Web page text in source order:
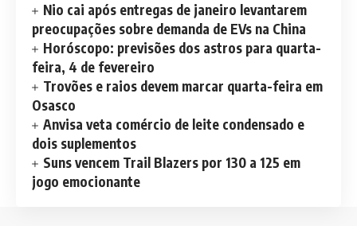
Nio cai após entregas de janeiro levantarem
preocupações sobre demanda de EVs na China
Horóscopo: previsões dos astros para quarta-
feira, 4 de fevereiro
Trovões e raios devem marcar quarta-feira em
Osasco
Anvisa veta comércio de leite condensado e
dois suplementos
Suns vencem Trail Blazers por 130 a 125 em
jogo emocionante